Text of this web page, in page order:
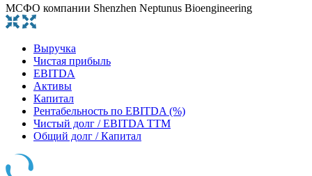
МСФО компании Shenzhen Neptunus Bioengineering
Выручка
Чистая прибыль
EBITDA
Активы
Капитал
Рентабельность по EBITDA (%)
Чистый долг / EBITDA TTM
Общий долг / Капитал